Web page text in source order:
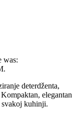
was:
deterdženta,
elegantan
svakoj kuhinji.